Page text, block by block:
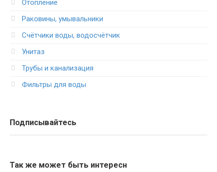
Отопление
Раковины, умывальники
Счётчики воды, водосчётчик
Унитаз
Трубы и канализация
Фильтры для воды
Подписывайтесь
Так же может быть интересн